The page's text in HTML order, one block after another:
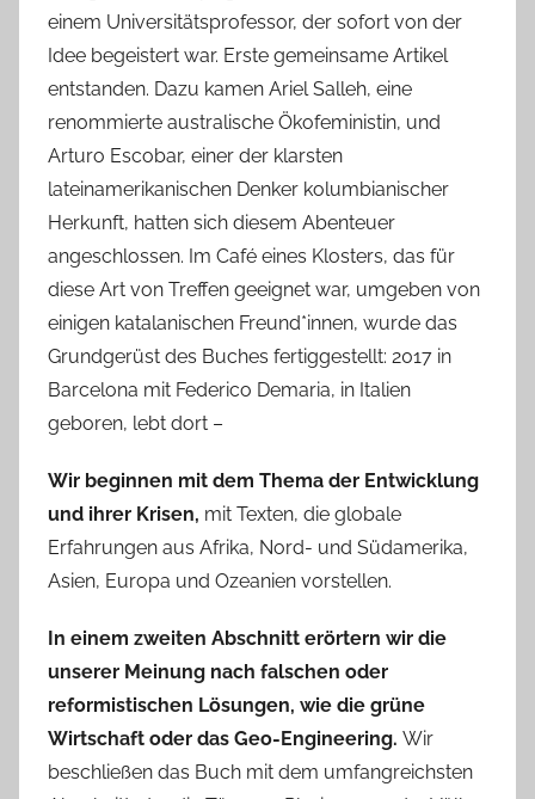
einem Universitätsprofessor, der sofort von der
Idee begeistert war. Erste gemeinsame Artikel
entstanden. Dazu kamen Ariel Salleh, eine
renommierte australische Ökofeministin, und
Arturo Escobar, einer der klarsten
lateinamerikanischen Denker kolumbianischer
Herkunft, hatten sich diesem Abenteuer
angeschlossen. Im Café eines Klosters, das für
diese Art von Treffen geeignet war, umgeben von
einigen katalanischen Freund*innen, wurde das
Grundgerüst des Buches fertiggestellt: 2017 in
Barcelona mit Federico Demaria, in Italien
geboren, lebt dort –
Wir beginnen mit dem Thema der Entwicklung
und ihrer Krisen, mit Texten, die globale
Erfahrungen aus Afrika, Nord- und Südamerika,
Asien, Europa und Ozeanien vorstellen.
In einem zweiten Abschnitt erörtern wir die
unserer Meinung nach falschen oder
reformistischen Lösungen, wie die grüne
Wirtschaft oder das Geo-Engineering. Wir
beschließen das Buch mit dem umfangreichsten